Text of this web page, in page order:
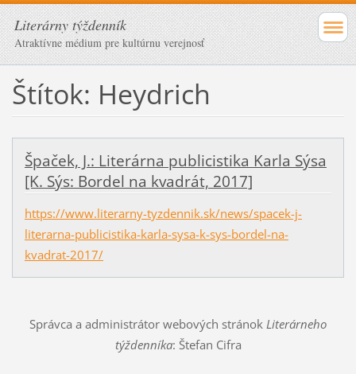
Literárny týždenník
Atraktívne médium pre kultúrnu verejnosť
Štítok: Heydrich
Špaček, J.: Literárna publicistika Karla Sýsa
[K. Sýs: Bordel na kvadrát, 2017]
https://www.literarny-tyzdennik.sk/news/spacek-j-
literarna-publicistika-karla-sysa-k-sys-bordel-na-
kvadrat-2017/
Správca a administrátor webových stránok Literárneho
týždenníka: Štefan Cifra